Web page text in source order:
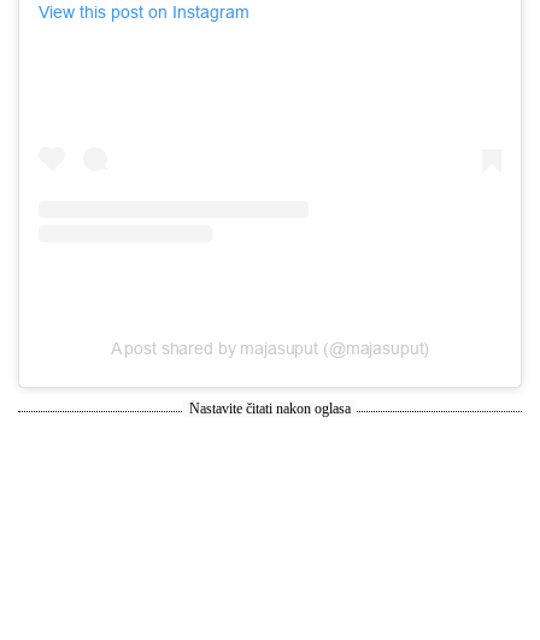
View this post on Instagram
A post shared by majasuput (@majasuput)
Nastavite čitati nakon oglasa